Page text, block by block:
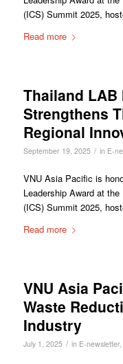
(ICS) Summit 2025,
Read more
Thailand LAB
Strengthens
Regional
September 19, 2025 / in E-
VNU Asia Pacific is
Leadership Award at
(ICS) Summit 2025,
Read more
VNU Asia
Waste
Industry
July 1, 2025 / in E-newsletter,